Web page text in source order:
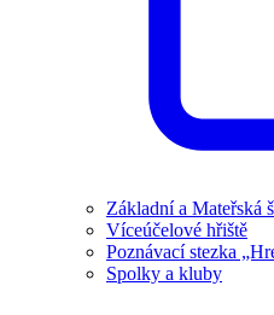
Základní a Mateřská
Víceúčelové hřiště
Poznávací stezka
Spolky a kluby